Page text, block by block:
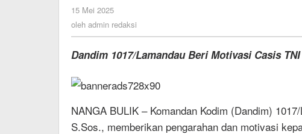
15 Mei 2025
admin
redaksi
oleh admin redaksi
Dandim 1017/Lamandau Beri Motivasi Casis
NANGA BULIK – Komandan Kodim (Dandim)
S.Sos., memberikan pengarahan dan motivasi